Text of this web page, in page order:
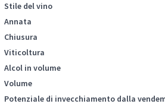
Stile del vino
Annata
Chiusura
Viticoltura
Alcol in volume
Volume
Potenziale di invecchiamento dalla